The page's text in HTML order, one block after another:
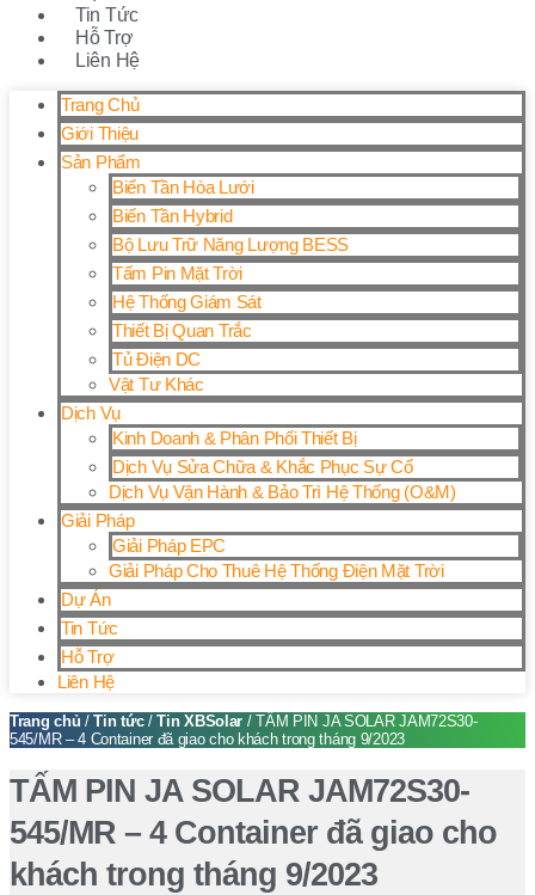
Tin Tức
Hỗ Trợ
Liên Hệ
Trang Chủ
Giới Thiệu
Sản Phẩm
Biến Tần Hòa Lưới
Biến Tần Hybrid
Bộ Lưu Trữ Năng Lượng BESS
Tấm Pin Mặt Trời
Hệ Thống Giám Sát
Thiết Bị Quan Trắc
Tủ Điện DC
Vật Tư Khác
Dịch Vụ
Kinh Doanh & Phân Phối Thiết Bị
Dịch Vụ Sửa Chữa & Khắc Phục Sự Cố
Dịch Vụ Vận Hành & Bảo Trì Hệ Thống (O&M)
Giải Pháp
Giải Pháp EPC
Giải Pháp Cho Thuê Hệ Thống Điện Mặt Trời
Dự Án
Tin Tức
Hỗ Trợ
Liên Hệ
Trang chủ /Tin tức/Tin XBSolar / TẤM PIN JA SOLAR JAM72S30-
545/MR – 4 Container đã giao cho khách trong tháng 9/2023
TẤM PIN JA SOLAR JAM72S30-
545/MR – 4 Container đã giao cho
khách trong tháng 9/2023